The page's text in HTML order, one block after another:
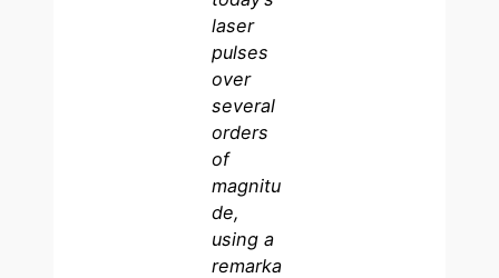
laser
pulses
over
several
orders
of
magnitu
de,
using a
remarka